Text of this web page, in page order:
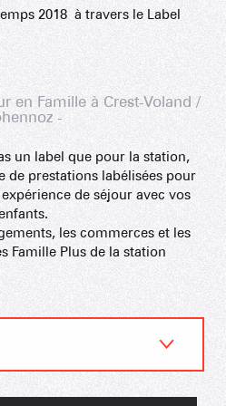
2018 à travers le Label
en Famille à Crest-Voland /
-
un label que pour la station,
de prestations labélisées pour
de séjour avec vos
les commerces et les
Famille Plus de la station